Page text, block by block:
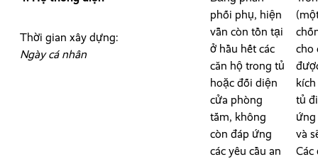
Thời gian xây dựng:
Ngày cá nhân
phối phụ, hiện
vẫn còn tồn tại
ở hầu hết các
căn hộ trong tủ
hoặc đối diện
cửa phòng
tắm, không
còn đáp ứng
các yêu cầu an
cho
tủ
ứng
và